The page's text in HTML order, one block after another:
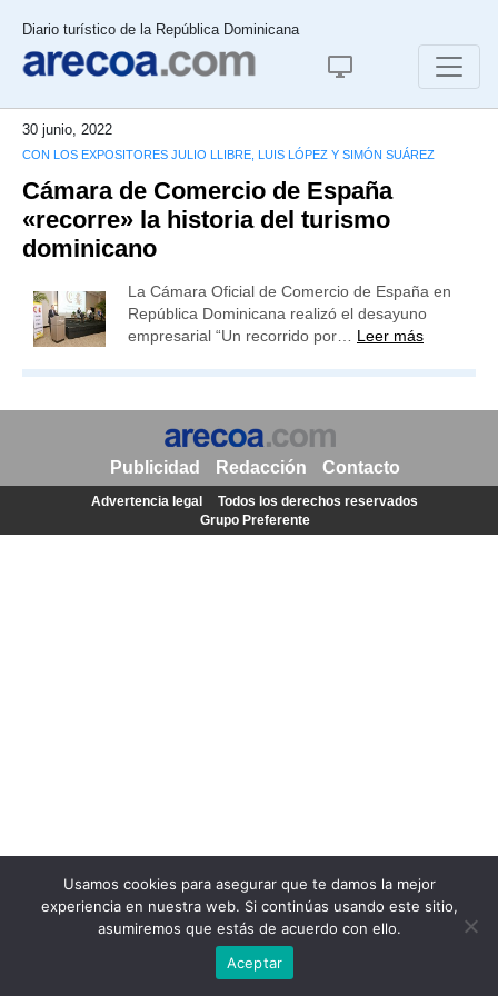
Diario turístico de la República Dominicana
30 junio, 2022
CON LOS EXPOSITORES JULIO LLIBRE, LUIS LÓPEZ Y SIMÓN SUÁREZ
Cámara de Comercio de España
«recorre» la historia del turismo
dominicano
La Cámara Oficial de Comercio de España en
República Dominicana realizó el desayuno
empresarial “Un recorrido por… Leer más
Usamos cookies para asegurar que te damos la mejor
experiencia en nuestra web. Si continúas usando este sitio,
asumiremos que estás de acuerdo con ello.
Aceptar
Publicidad Redacción Contacto
Advertencia legal
Todos los derechos reservados
Grupo Preferente